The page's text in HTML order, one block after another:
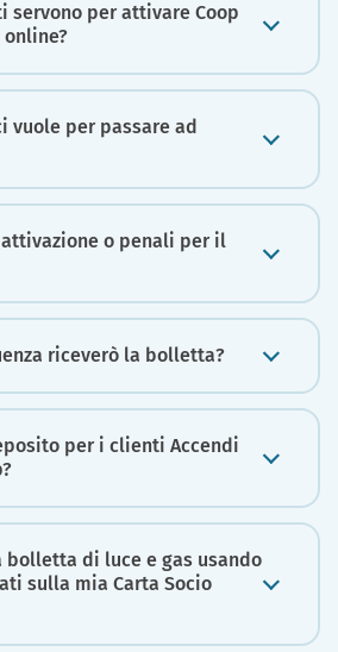
servono per attivare Coop
online?
vuole per passare ad
o penali per il
riceverò la bolletta?
per i clienti Accendi
bolletta di luce e gas usando
sulla mia Carta Socio